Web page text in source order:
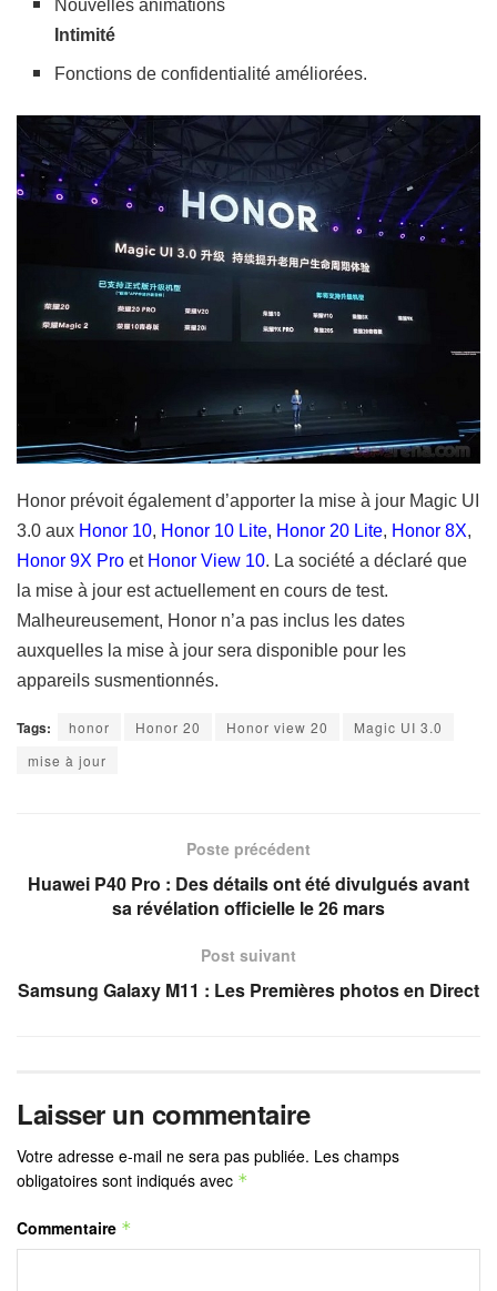
Nouvelles animations
Intimité
Fonctions de confidentialité améliorées.
Honor prévoit également d’apporter la mise à jour Magic UI
3.0 aux Honor 10, Honor 10 Lite, Honor 20 Lite, Honor 8X,
Honor 9X Pro et Honor View 10. La société a déclaré que
la mise à jour est actuellement en cours de test.
Malheureusement, Honor n’a pas inclus les dates
auxquelles la mise à jour sera disponible pour les
appareils susmentionnés.
Tags: honor Honor 20 Honor view 20
Magic UI 3.0
mise à jour
Poste précédent
Huawei P40 Pro : Des détails ont été divulgués avant
sa révélation officielle le 26 mars
Post suivant
Samsung Galaxy M11 : Les Premières photos en Direct
Laisser un commentaire
Votre adresse e-mail ne sera pas publiée. Les champs
obligatoires sont indiqués avec *
Commentaire *